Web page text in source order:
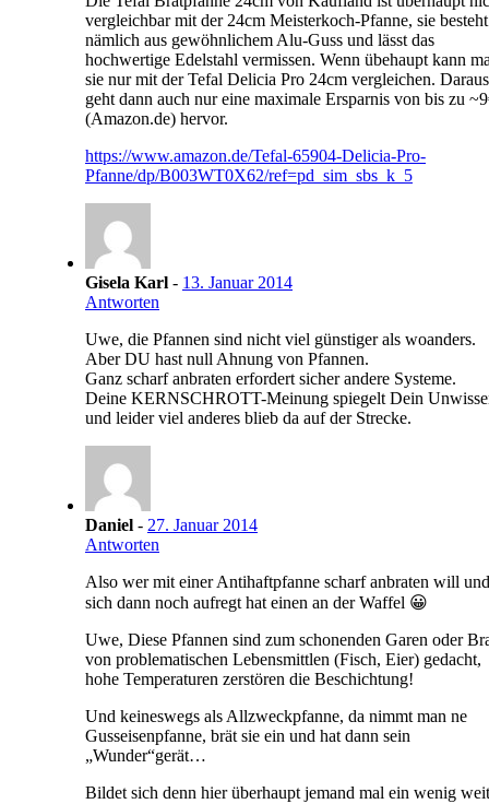
vergleichbar mit der 24cm Meisterkoch-Pfanne, sie besteht
nämlich aus gewöhnlichem Alu-Guss und lässt das
hochwertige Edelstahl vermissen. Wenn übehaupt kann
sie nur mit der Tefal Delicia Pro 24cm vergleichen. Daraus
geht dann auch nur eine maximale Ersparnis von bis zu
(Amazon.de) hervor.
https://www.amazon.de/Tefal-65904-Delicia-Pro-
Pfanne/dp/B003WT0X62/ref=pd_sim_sbs_k_5
Gisela Karl - 13. Januar 2014
Antworten
Uwe, die Pfannen sind nicht viel günstiger als woanders.
Aber DU hast null Ahnung von Pfannen.
Ganz scharf anbraten erfordert sicher andere Systeme.
Deine KERNSCHROTT-Meinung spiegelt Dein
und leider viel anderes blieb da auf der Strecke.
Daniel - 27. Januar 2014
Antworten
Also wer mit einer Antihaftpfanne scharf anbraten will und
sich dann noch aufregt hat einen an der Waffel 😀
Uwe, Diese Pfannen sind zum schonenden Garen oder
von problematischen Lebensmittlen (Fisch, Eier) gedacht,
hohe Temperaturen zerstören die Beschichtung!
Und keineswegs als Allzweckpfanne, da nimmt man ne
Gusseisenpfanne, brät sie ein und hat dann sein
„Wunder“gerät…
Bildet sich denn hier überhaupt jemand mal ein wenig